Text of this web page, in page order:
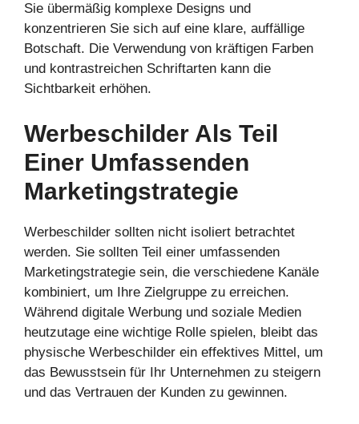
Sie übermäßig komplexe Designs und
konzentrieren Sie sich auf eine klare, auffällige
Botschaft. Die Verwendung von kräftigen Farben
und kontrastreichen Schriftarten kann die
Sichtbarkeit erhöhen.
Werbeschilder Als Teil
Einer Umfassenden
Marketingstrategie
Werbeschilder sollten nicht isoliert betrachtet
werden. Sie sollten Teil einer umfassenden
Marketingstrategie sein, die verschiedene Kanäle
kombiniert, um Ihre Zielgruppe zu erreichen.
Während digitale Werbung und soziale Medien
heutzutage eine wichtige Rolle spielen, bleibt das
physische Werbeschilder ein effektives Mittel, um
das Bewusstsein für Ihr Unternehmen zu steigern
und das Vertrauen der Kunden zu gewinnen.